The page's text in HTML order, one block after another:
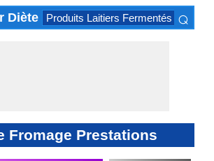
Diète Produits Laitiers Fermentés ⌕
Fromage Prestations